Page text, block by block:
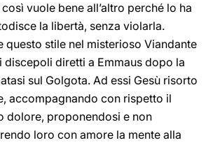
vuole bene all’altro perché lo ha
la libertà, senza violarla.
questo stile nel misterioso Viandante
discepoli diretti a Emmaus dopo la
sul Golgota. Ad essi Gesù risorto
accompagnando con rispetto il
dolore, proponendosi e non
loro con amore la mente alla